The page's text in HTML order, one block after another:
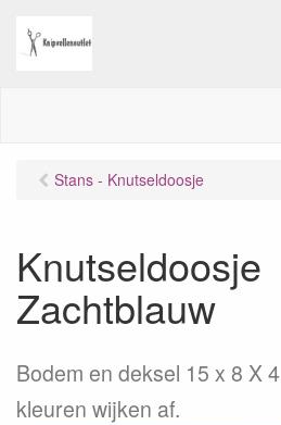
Stans - Knutseldoosje
Knutseldoosje
Zachtblauw
Bodem en deksel 15 x 8 X
kleuren wijken af.